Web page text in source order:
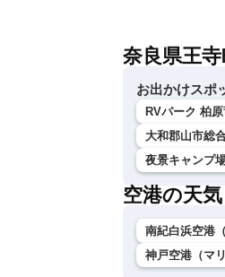
奈良県王
お出かけスポ
RVパーク 柏
大和郡山市総
夜景キャンプ
空港の天気
南紀白浜空港
神戸空港（マ